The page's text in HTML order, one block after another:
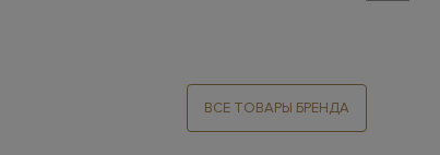
ВСЕ ТОВАРЫ БРЕНДА